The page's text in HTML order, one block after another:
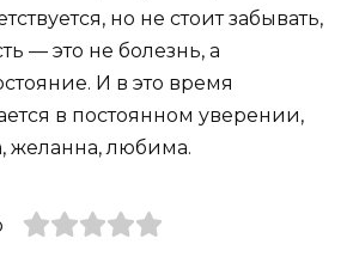
но не стоит забывать,
— это не болезнь, а
И в это время
в постоянном уверении,
желанна, любима.